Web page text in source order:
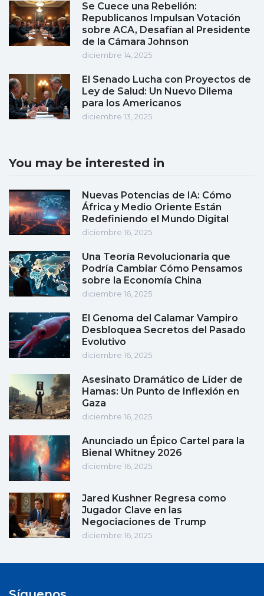
Se Cuece una Rebelión:
Republicanos Impulsan Votación
sobre ACA, Desafían al Presidente
de la Cámara Johnson
diciembre 14, 2025
El Senado Lucha con Proyectos de
Ley de Salud: Un Nuevo Dilema
para los Americanos
diciembre 13, 2025
You may be interested in
Nuevas Potencias de IA: Cómo
África y Medio Oriente Están
Redefiniendo el Mundo Digital
diciembre 16, 2025
Una Teoría Revolucionaria que
Podría Cambiar Cómo Pensamos
sobre la Economía China
diciembre 16, 2025
El Genoma del Calamar Vampiro
Desbloquea Secretos del Pasado
Evolutivo
diciembre 16, 2025
Asesinato Dramático de Líder de
Hamas: Un Punto de Inflexión en
Gaza
diciembre 16, 2025
Anunciado un Épico Cartel para la
Bienal Whitney 2026
diciembre 16, 2025
Jared Kushner Regresa como
Jugador Clave en las
Negociaciones de Trump
diciembre 16, 2025